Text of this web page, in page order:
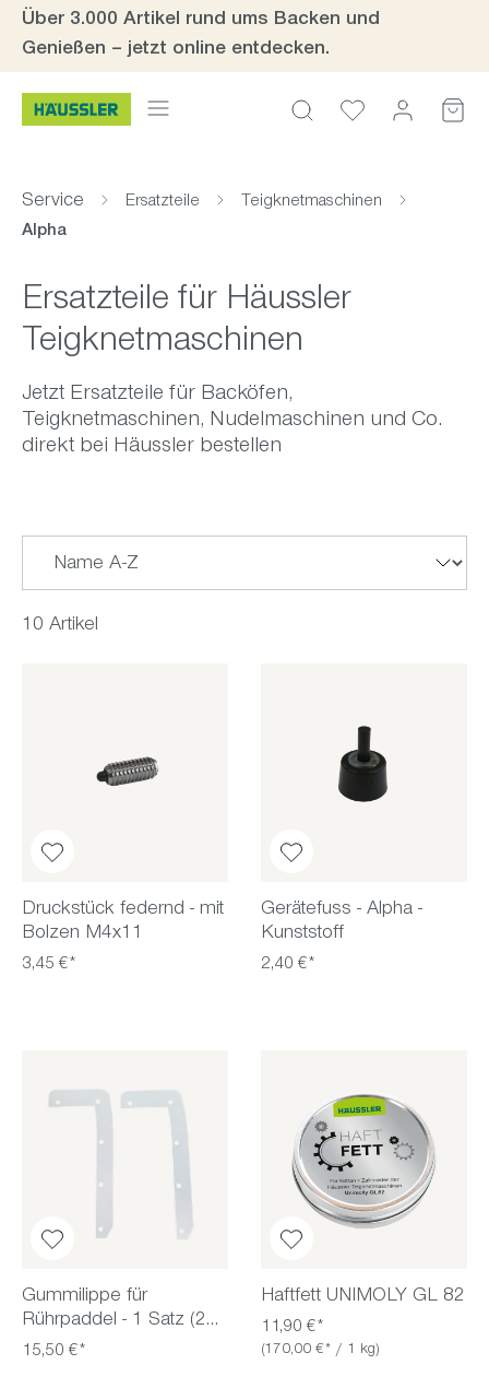
Zum Hauptinhalt springen
Über 3.000 Artikel rund ums Backen und
Genießen – jetzt online entdecken.
Service Ersatzteile
Teigknetmaschinen
Alpha
Ersatzteile für Häussler
Teigknetmaschinen
Jetzt Ersatzteile für Backöfen,
Teigknetmaschinen, Nudelmaschinen und Co.
direkt bei Häussler bestellen
10 Artikel
Druckstück federnd - mit
Bolzen M4x11
3,45 €*
Gerätefuss - Alpha -
Kunststoff
2,40 €*
Gummilippe für
Rührpaddel - 1 Satz (2
Stück)
15,50 €*
Haftfett UNIMOLY GL 82
11,90 €*
(170,00 €* / 1 kg)